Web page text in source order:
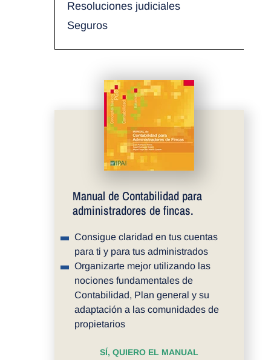
Resoluciones judiciales
Seguros
Manual de Contabilidad para
administradores de fincas.
Consigue claridad en tus cuentas
para ti y para tus administrados
Organizarte mejor utilizando las
nociones fundamentales de
Contabilidad, Plan general y su
adaptación a las comunidades de
propietarios
SÍ, QUIERO EL MANUAL